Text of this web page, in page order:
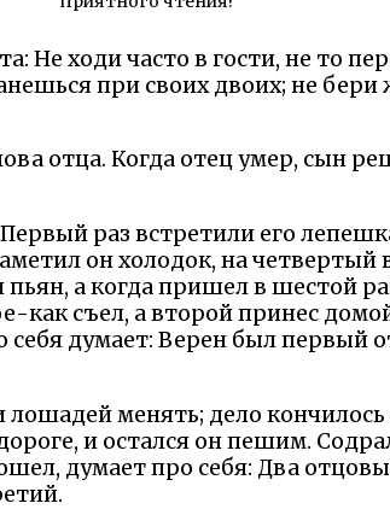
Не ходи часто в гости, не то
при своих двоих; не бери
отца. Когда отец умер, сын
раз встретили его
он холодок, на
пьян, а когда пришел в шестой
как съел, а второй принес
себя думает: Верен был первый
лошадей менять; дело
и остался он пешим.
думает про себя: Два